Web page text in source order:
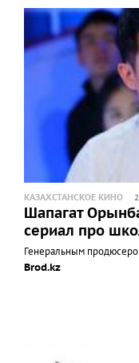
КАЗАХСТАНСКОЕ КИНО
Шапагат
сериал про
Генеральным
Brod.kz